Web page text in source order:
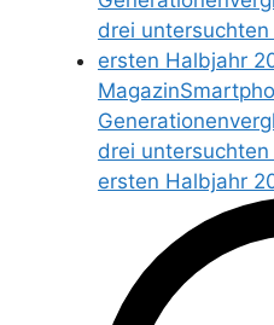
Magazin
drei
ersten Halbjahr